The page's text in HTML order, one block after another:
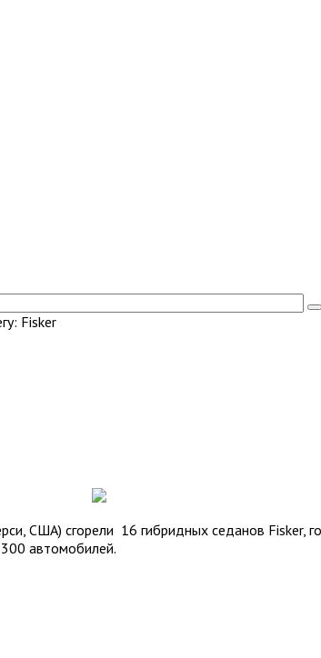
Fisker
США) сгорели 16 гибридных седанов Fisker,
автомобилей.